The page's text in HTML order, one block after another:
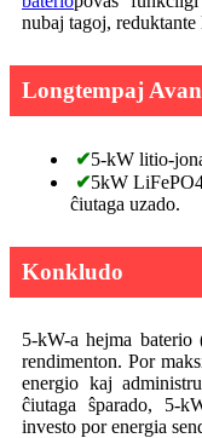
nubaj tagoj, reduktante
Longtempaj
✔5-kW litio-
✔5kW
ĉiutaga uzado.
Konkludo
5-kW-a hejma
rendimenton. Por
energio kaj
ĉiutaga ŝparado, 5-
investo por energia